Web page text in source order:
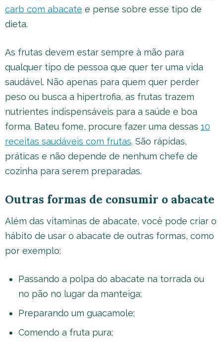
carb com abacate e pense sobre esse tipo de
dieta.
As frutas devem estar sempre à mão para
qualquer tipo de pessoa que quer ter uma vida
saudável. Não apenas para quem quer perder
peso ou busca a hipertrofia, as frutas trazem
nutrientes indispensáveis para a saúde e boa
forma. Bateu fome, procure fazer uma dessas 10
receitas saudáveis com frutas. São rápidas,
práticas e não depende de nenhum chefe de
cozinha para serem preparadas.
Outras formas de consumir o abacate
Além das vitaminas de abacate, você pode criar o
hábito de usar o abacate de outras formas, como
por exemplo:
Passando a polpa do abacate na torrada ou
no pão no lugar da manteiga;
Preparando um guacamole;
Comendo a fruta pura;